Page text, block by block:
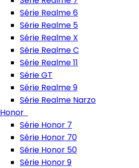
Série Realme 6
Série Realme 5
Série Realme X
Série Realme C
Série Realme 11
Série GT
Série Realme 9
Série Realme Narzo
Honor
Série Honor 7
Série Honor 70
Série Honor 50
Série Honor 9